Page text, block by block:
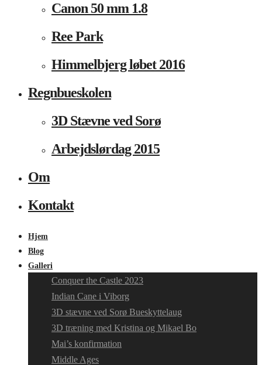
Canon 50 mm 1.8
Ree Park
Himmelbjerg løbet 2016
Regnbueskolen
3D Stævne ved Sorø
Arbejdslørdag 2015
Om
Kontakt
Hjem
Blog
Galleri
Conquer the Castle 2023
Indian Cane i Viborg
3D stævne ved Sorø Bueskyttelaug
3D træning med Kristina og Mikael Bo
Mai’s konfirmation
Middle Ages